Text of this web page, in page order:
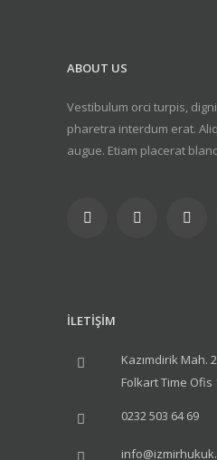
ABOUT US
Vestibulum orci turpis,
pharetra interdum erat.
augue. Etiam placerat
İLETİŞİM
Kazımdirik Mah.
Folkart Time
0232 503 64 69